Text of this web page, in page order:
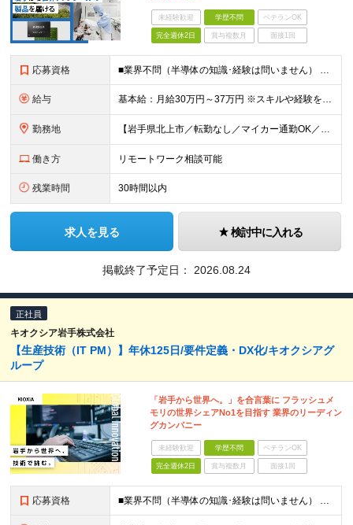
未経験歓迎 学歴不問 ベテランOK
完全週休2日 賞与複数月 面接1回
応募資格 ■業界不問（半導体の知識･経験は問いません） ■メーカーで生産技術・製造技術・生産管理・品質管理に携わった経験がある方 ◎工程立上げ・改善 ◎歩留り改善 ◎品質向上など ＜異業界の方も大歓迎！＞ 機
給与 基本給：月給30万円～37万円 ※スキルや経験を考慮し決定いたします ※残業が発生した場合は、別途支給 ★年収500万円～600万円 ★年収600万円以上での提示実績多数
勤務地 【岩手県北上市／転勤なし／マイカー通勤OK／会社最寄り駅から社員送迎バスあり】 ＜本社工場＞ 岩手県北上市北工業団地5-29 ★U・Iターン歓迎！ 引っ越し費用補助／自己負担2～3割の社宅制度があ
働き方 リモートワーク相談可能
残業時間 30時間以内
求人を見る 検討中に入れる
掲載終了予定日： 2026.08.24
正社員
キオクシア岩手株式会社
【生産技術（IT PM）】年休125日/要件定義・DX化/キオクシアグ
ループ
「岩手から世界へ。」を合言葉に フラッシュメ
モリの世界シェアNo1を目指す 業界のリーディン
グカンパニー
未経験歓迎 学歴不問 ベテランOK
完全週休2日 賞与複数月 面接1回
応募資格 ■業界不問（半導体の知識･経験は問いません） ■メーカーで生産技術・製造技術・生産管理・品質管理に携わった経験がある方 ◎工程立上げ・改善 ◎歩留り改善 ◎品質向上など ＜異業界の方も大歓迎！＞ 機